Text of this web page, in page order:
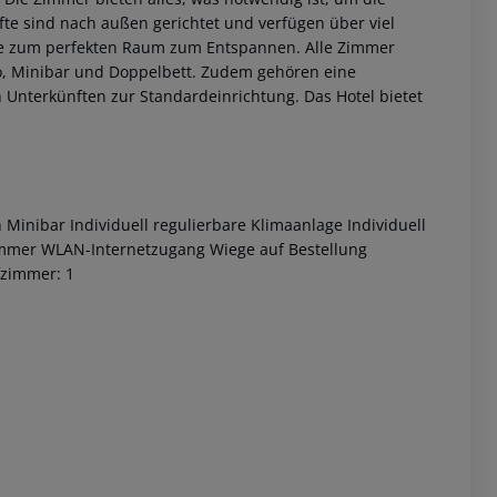
sind nach außen gerichtet und verfügen über viel
perfekten Raum zum Entspannen. Alle Zimmer
Minibar und Doppelbett. Zudem gehören eine
zur Standardeinrichtung. Das Hotel bietet
Minibar Individuell regulierbare Klimaanlage Individuell
WLAN-Internetzugang Wiege auf Bestellung
1